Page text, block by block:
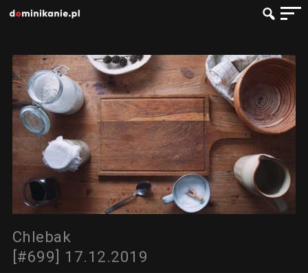
Chlebak
[#699] 17.12.2019